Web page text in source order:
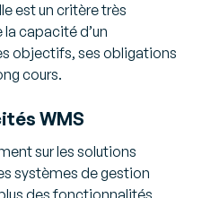
est un critère très
capacité d’un
objectifs, ses obligations
cours.
WMS
sur les solutions
systèmes de gestion